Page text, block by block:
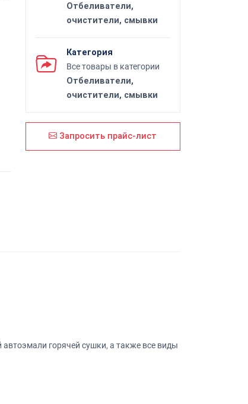
Отбеливатели,
очистители, смывки
Категория
Все товары в категории
Отбеливатели,
очистители, смывки
Запросить прайс-лист
горячей сушки, а также все виды